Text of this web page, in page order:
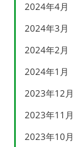
2024年4月
2024年3月
2024年2月
2024年1月
2023年12月
2023年11月
2023年10月